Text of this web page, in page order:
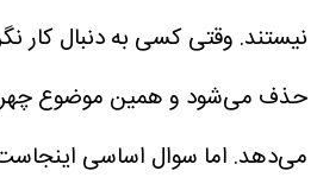
نیستند. وقتی کسی به دنبال کار
حذف می‌شود و همین موضوع چهره
می‌دهد. اما سوال اساسی